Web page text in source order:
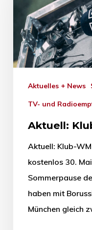
Aktuelles + News
TV- und
Aktuell:
Aktuell: Klub-
kostenlos 30.
Sommerpause
haben mit
München gleich